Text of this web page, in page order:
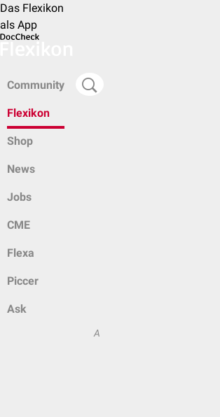
Das Flexikon
als App
Community
Flexikon
Shop
News
Jobs
CME
Flexa
Piccer
Ask
A